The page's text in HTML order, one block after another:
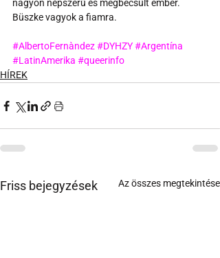
nagyon népszerű és megbecsült ember.
Büszke vagyok a fiamra.
#AlbertoFernàndez#DYHZY#Argentína
#LatinAmerika #queerinfo
HÍREK
Friss bejegyzések Az összes megtekintése